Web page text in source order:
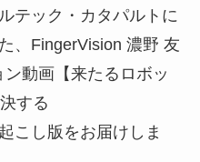
テック・カタパルトに
、FingerVision 濃野 友
動画【来たるロボッ
する
こし版をお届けしま